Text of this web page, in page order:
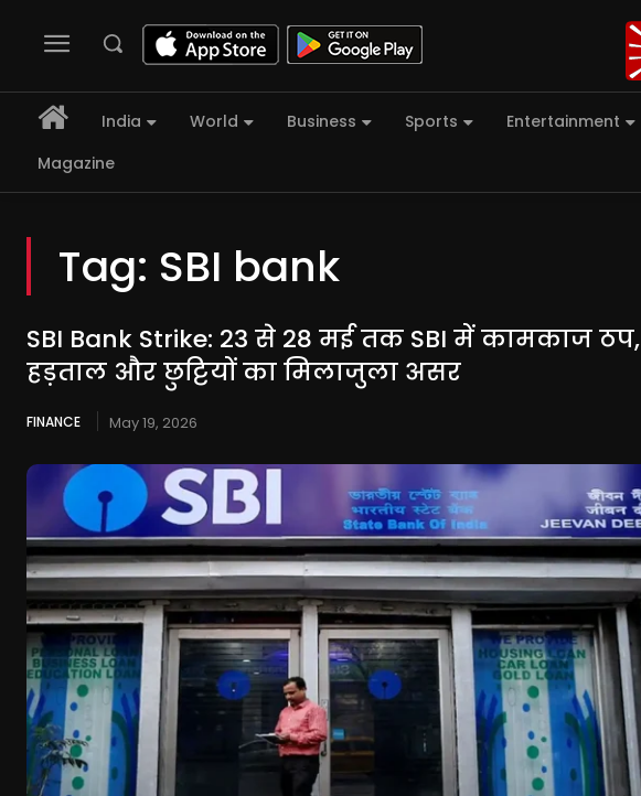
India World Business Sports Entertainment
Magazine
Tag: SBI bank
SBI Bank Strike: 23 से 28 मई तक SBI में कामकाज ठप,
हड़ताल और छुट्टियों का मिलाजुला असर
FINANCE May 19, 2026